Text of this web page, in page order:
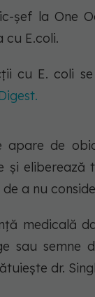
șef la One
E.coli.
cu E. coli
apare de
și
a nu
medicală
sau semne
dr.